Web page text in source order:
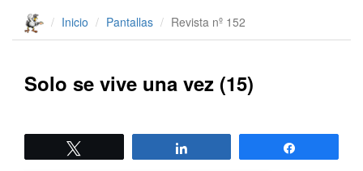
Inicio Pantallas Revista nº 152
Solo se vive una vez (15)